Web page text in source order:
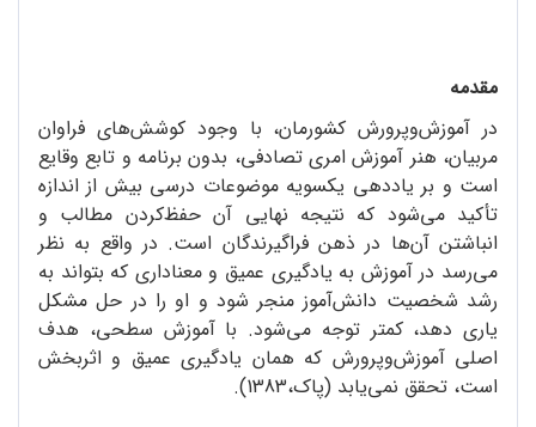
مقدمه
در آموزش‌وپرورش کشورمان، با وجود کوشش‌های فراوان
مربیان، هنر آموزش امری تصادفی، بدون برنامه و تابع وقایع
است و بر یاددهی یکسویه‌ موضوعات درسی بیش از اندازه
تأکید می‌شود که نتیجه‌ نهایی آن حفظ‌کردن مطالب و
انباشتن آن‌ها در ذهن فراگیرندگان است. در واقع به نظر
می‌رسد در آموزش به یادگیری عمیق و معناداری که بتواند به
رشد شخصیت دانش‌آموز منجر شود و او را در حل مشکل
یاری دهد، کمتر توجه می‌شود. با آموزش سطحی، هدف
اصلی آموزش‌وپرورش که همان یادگیری عمیق و اثربخش
است، تحقق نمی‌یابد (پاک،1383).